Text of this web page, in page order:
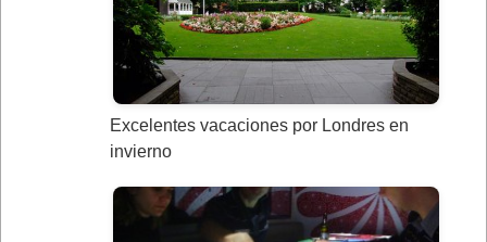
Excelentes vacaciones por Londres en
invierno